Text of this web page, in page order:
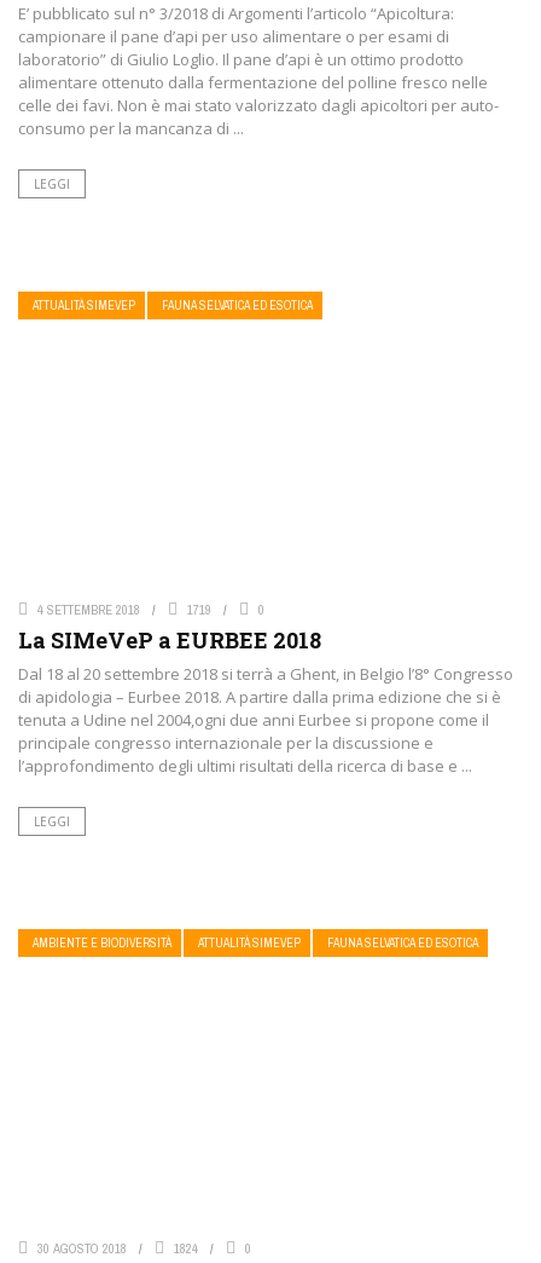
E’ pubblicato sul n° 3/2018 di Argomenti l’articolo “Apicoltura:
campionare il pane d’api per uso alimentare o per esami di
laboratorio” di Giulio Loglio. Il pane d’api è un ottimo prodotto
alimentare ottenuto dalla fermentazione del polline fresco nelle
celle dei favi. Non è mai stato valorizzato dagli apicoltori per auto-
consumo per la mancanza di ...
LEGGI
ATTUALITÀ SIMEVEP FAUNA SELVATICA ED ESOTICA
4 SETTEMBRE 2018 1719 0
La SIMeVeP a EURBEE 2018
Dal 18 al 20 settembre 2018 si terrà a Ghent, in Belgio l’8° Congresso
di apidologia – Eurbee 2018. A partire dalla prima edizione che si è
tenuta a Udine nel 2004,ogni due anni Eurbee si propone come il
principale congresso internazionale per la discussione e
l’approfondimento degli ultimi risultati della ricerca di base e ...
LEGGI
AMBIENTE E BIODIVERSITÀ ATTUALITÀ SIMEVEP FAUNA SELVATICA ED ESOTICA
30 AGOSTO 2018 1824 0